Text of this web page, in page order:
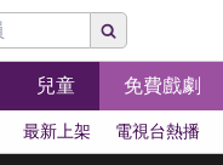
兒童 免費戲劇
最新上架 電視台熱播